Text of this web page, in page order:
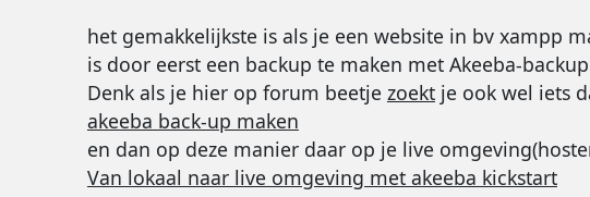
het gemakkelijkste is als je een website in bv xampp
is door eerst een backup te maken met Akeeba-
Denk als je hier op forum beetje zoektje ook wel iets
akeeba back-up maken
en dan op deze manier daar op je live
Van lokaal naar live omgeving met akeeba kickstart